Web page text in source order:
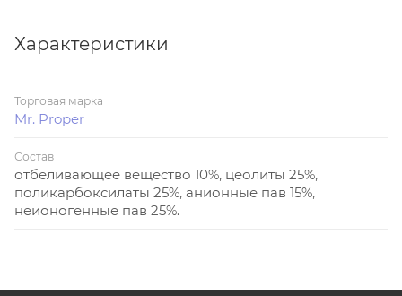
свежестью.
линолеум, керамическую плитку, лакированный
паркет.
Превосходная чистота и безопасность даже для
лакированного паркета. Экономичность! Продукт
идеально растворяется в воде, поэтому
потому что Mr.Proper не нужно смывать.
Характеристики
Торговая марка
Mr. Proper
Состав
отбеливающее вещество 10%, цеолиты 25%,
поликарбоксилаты 25%, анионные пав 15%,
неионогенные пав 25%.